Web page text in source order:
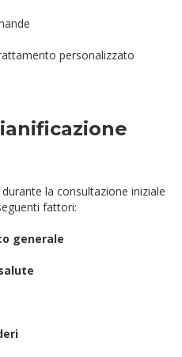
personalizzato
la consultazione iniziale
fattori:
generale